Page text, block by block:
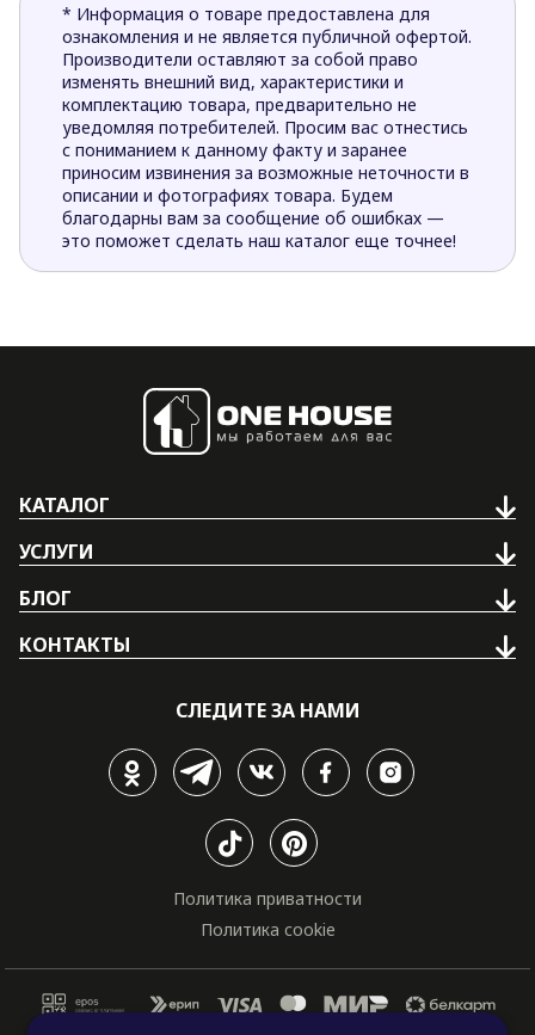
* Информация о товаре предоставлена для
ознакомления и не является публичной офертой.
Производители оставляют за собой право
изменять внешний вид, характеристики и
комплектацию товара, предварительно не
уведомляя потребителей. Просим вас отнестись
с пониманием к данному факту и заранее
приносим извинения за возможные неточности в
описании и фотографиях товара. Будем
благодарны вам за сообщение об ошибках —
это поможет сделать наш каталог еще точнее!
КАТАЛОГ
УСЛУГИ
БЛОГ
КОНТАКТЫ
СЛЕДИТЕ ЗА НАМИ
Политика приватности
Политика cookie